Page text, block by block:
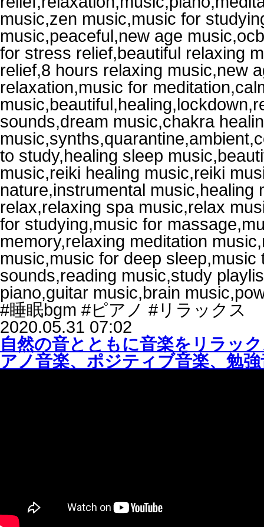
music,zen music,music for
music,peaceful,new age
for stress relief,beautiful relaxing
relief,8 hours relaxing music,new
relaxation,music for
sounds,dream music,chakra
to study,healing sleep
music,reiki healing music,reiki
nature,instrumental music,healing
relax,relaxing spa music,relax
for studying,music for
memory,relaxing meditation
music,music for deep
sounds,reading music,study
piano,guitar music,brain
#睡眠bgm #ピアノ #リラックス
2020.05.31 07:02
自然の音とともに音楽をリラッ
アノ音楽、ポジティブ音楽、勉